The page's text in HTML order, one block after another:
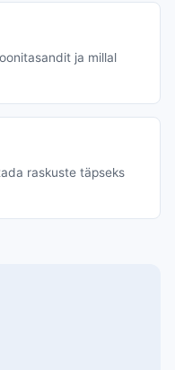
ja millal
raskuste täpseks